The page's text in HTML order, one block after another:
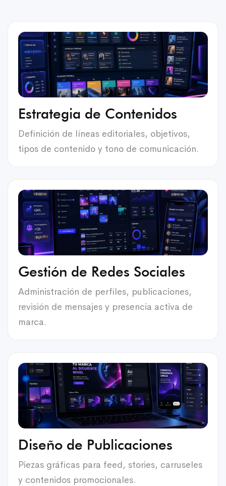
Estrategia de Contenidos
Definición de líneas editoriales, objetivos,
tipos de contenido y tono de comunicación.
Gestión de Redes Sociales
Administración de perfiles, publicaciones,
revisión de mensajes y presencia activa de
marca.
Diseño de Publicaciones
Piezas gráficas para feed, stories, carruseles
y contenidos promocionales.